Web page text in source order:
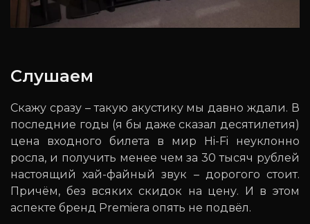
Слушаем
Скажу сразу – такую акустику мы давно ждали. В
последние годы (я бы даже сказал десятилетия)
цена входного билета в мир Hi-Fi неуклонно
росла, и получить менее чем за 30 тысяч рублей
настоящий хай-файный звук – дорогого стоит.
Причём, без всяких скидок на цену. И в этом
аспекте бренд Premiera опять не подвёл.